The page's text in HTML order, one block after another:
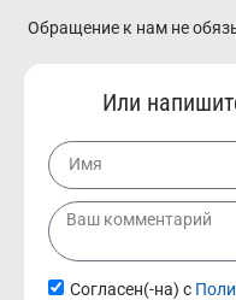
Обращение к нам не
Или
Согласен(-на) с